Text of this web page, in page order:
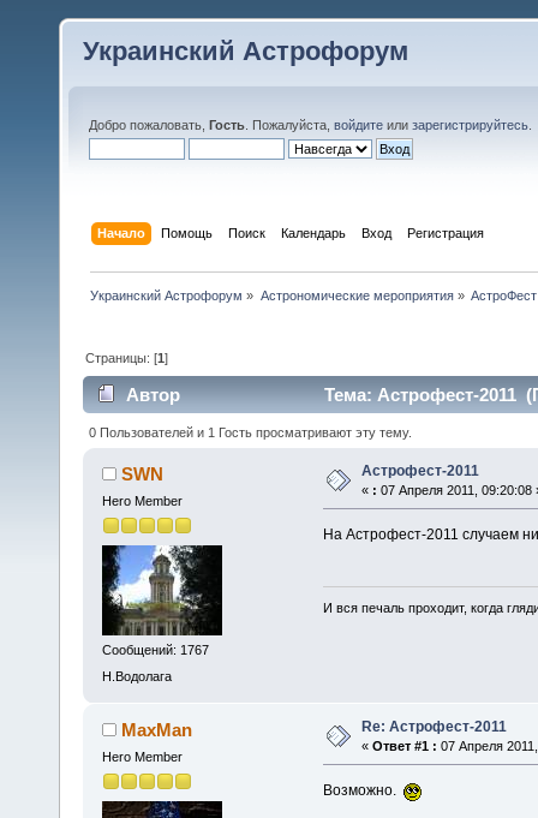
Украинский Астрофорум
Добро пожаловать, Гость . Пожалуйста, войдите или зарегистрируйтесь
Начало Помощь Поиск Календарь Вход Регистрация
Украинский Астрофорум » Астрономические мероприятия» АстроФест
Страницы: [1]
Автор Тема: Астрофест-2011
0 Пользователей и 1 Гость просматривают эту тему.
SWN
Hero Member
Сообщений: 1767
Н.Водолага
Астрофест-2011
« : 07 Апреля 2011, 09:20:08
На Астрофест-2011 случаем
И вся печаль проходит, когда
MaxMan
Hero Member
Re: Астрофест-2011
« Ответ #1 : 07 Апреля
Возможно.